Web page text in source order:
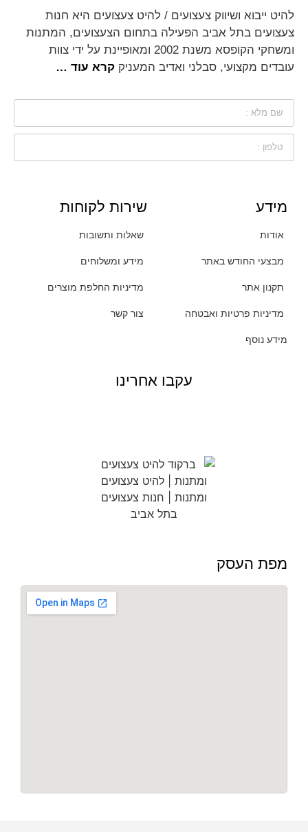
להיט ייבוא ושיווק צעצועים / להיט צעצועים היא חנות
צעצועים בתל אביב הפעילה בתחום הצעצועים, המתנות
ומשחקי הקופסא משנת 2002 ומאופיינת על ידי צוות
עובדים מקצועי, סבלני ואדיב המעניק קרא עוד …
מידע
אודות
מבצעי החודש באתר
תקנון אתר
מדיניות פרטיות ואבטחה
מידע נוסף
שירות לקוחות
שאלות ותשובות
מידע ומשלוחים
מדיניות החלפת מוצרים
צור קשר
עקבו אחרינו
מפת העסק